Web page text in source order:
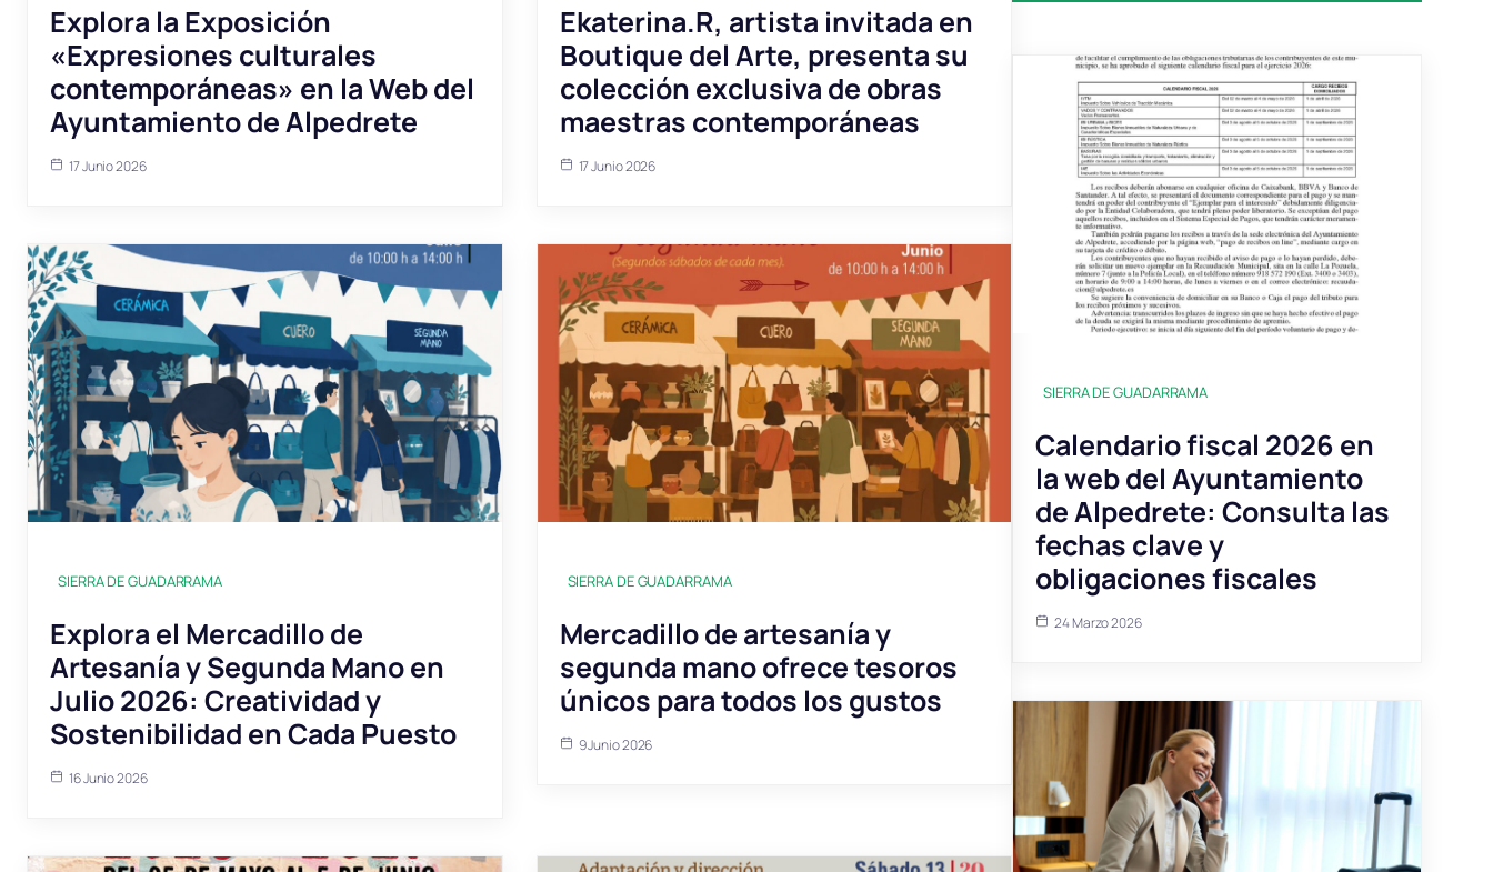
Explora la Exposición
«Expresiones culturales
contemporáneas» en la Web del
Ayuntamiento de Alpedrete
17 Junio 2026
Ekaterina.R, artista invitada en
Boutique del Arte, presenta su
colección exclusiva de obras
maestras contemporáneas
17 Junio 2026
SIERRA DE GUADARRAMA
Explora el Mercadillo de
Artesanía y Segunda Mano en
Julio 2026: Creatividad y
Sostenibilidad en Cada Puesto
16 Junio 2026
SIERRA DE GUADARRAMA
Mercadillo de artesanía y
segunda mano ofrece tesoros
únicos para todos los gustos
9 Junio 2026
SIERRA DE GUADARRAMA
Calendario fiscal 2026 en
la web del Ayuntamiento
de Alpedrete: Consulta las
fechas clave y
obligaciones fiscales
24 Marzo 2026